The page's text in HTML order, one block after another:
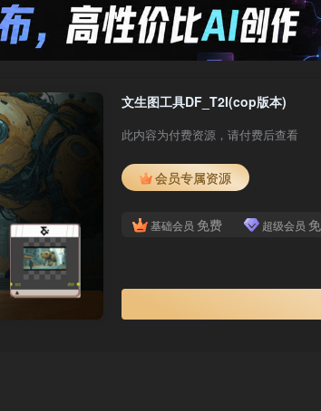
文生图工具DF_T2I(cop版本)
此内容为付费资源，请付费后查看
会员专属资源
基础会员 免费 超级会员